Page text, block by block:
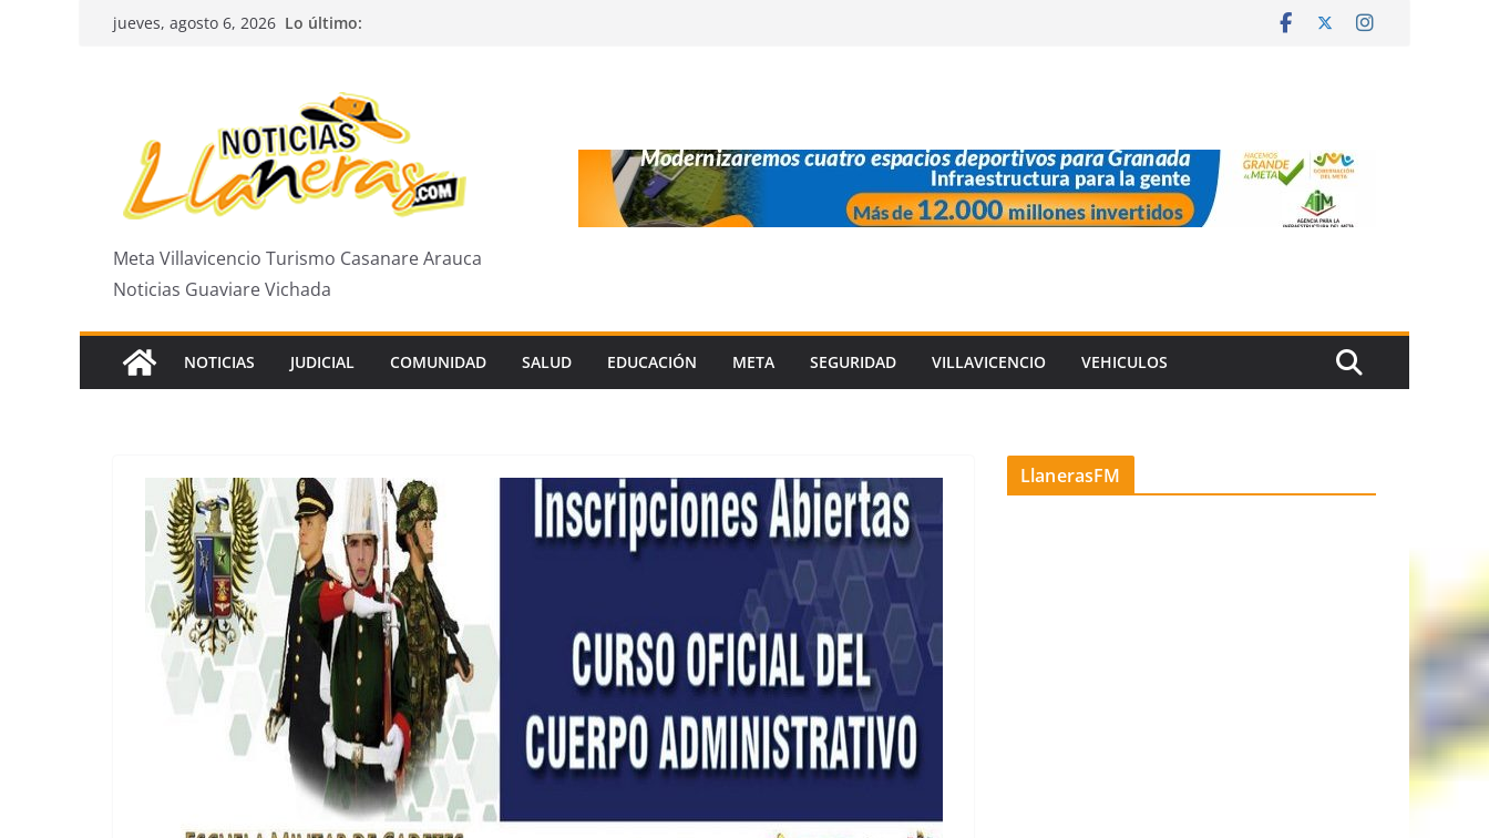
Saltarjueves, agosto 6, 2026 Lo último:
Meta Villavicencio Turismo Casanare Arauca
Noticias Guaviare Vichada
NOTICIAS JUDICIAL COMUNIDAD SALUD EDUCACIÓN META SEGURIDAD VILLAVICENCIO VEHICULOS
LlanerasFM